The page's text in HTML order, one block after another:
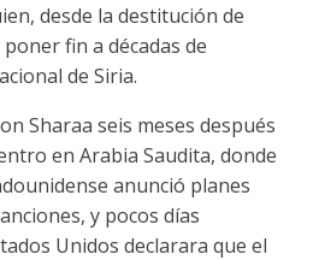
desde la destitución de
fin a décadas de
de Siria.
Sharaa seis meses después
en Arabia Saudita, donde
anunció planes
y pocos días
Unidos declarara que el